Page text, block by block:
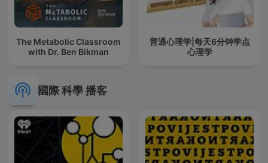
The Metabolic Classroom
with Dr. Ben Bikman
普通心理学|每天6分钟学点
心理学
國際 科學 播客